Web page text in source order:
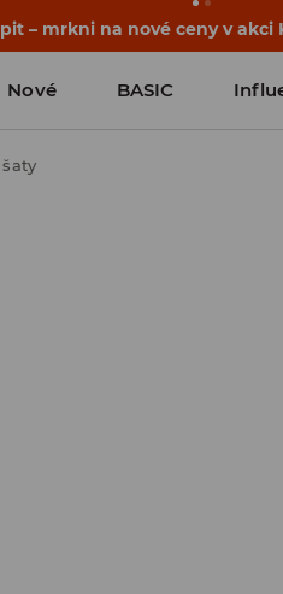
a akci nalezneš ve svém
Nové BASIC